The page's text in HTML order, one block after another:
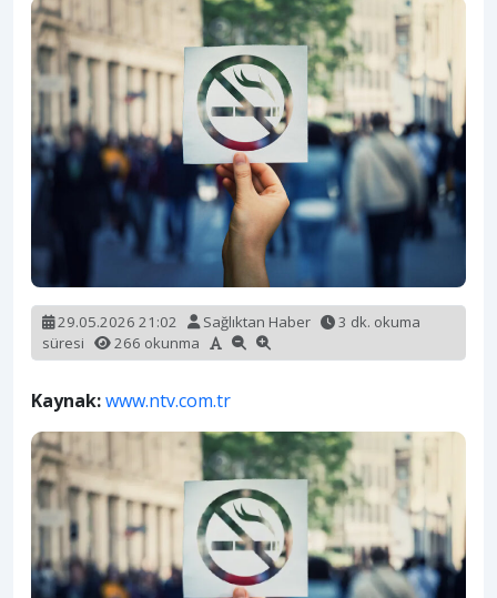
29.05.2026 21:02 Sağlıktan Haber
3 dk. okuma
süresi
266 okunma
Kaynak:www.ntv.com.tr